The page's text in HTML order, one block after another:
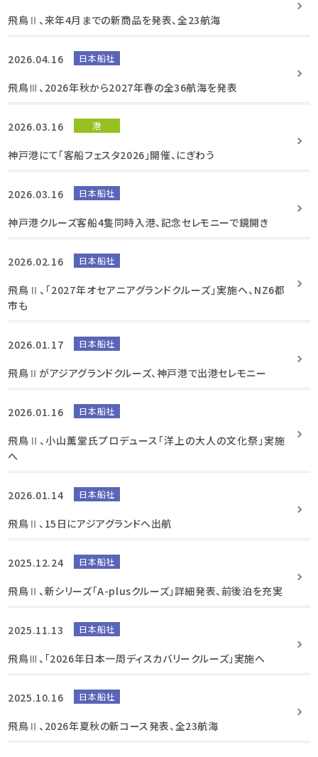
飛鳥Ⅱ、来年4月までの新商品を発表、全23航海
2026.04.16 日本船社
飛鳥Ⅲ、2026年秋から2027年春の全36航海を発表
2026.03.16 港
神戸港にて「客船フェスタ2026」開催、にぎわう
2026.03.16 日本船社
神戸港クルーズ客船4隻同時入港、記念セレモニーで鏡開き
2026.02.16 日本船社
飛鳥Ⅱ、「2027年オセアニアグランドクルーズ」実施へ、NZ6都
市も
2026.01.17 日本船社
飛鳥Ⅱがアジアグランドクルーズ、神戸港で出港セレモニー
2026.01.16 日本船社
飛鳥Ⅱ、小山薫堂氏プロデュース「洋上の大人の文化祭」実施
へ
2026.01.14 日本船社
飛鳥Ⅱ、15日にアジアグランドへ出航
2025.12.24 日本船社
飛鳥Ⅱ、新シリーズ「A-plusクルーズ」詳細発表、前後泊を充実
2025.11.13 日本船社
飛鳥Ⅲ、「2026年日本一周ディスカバリークルーズ」実施へ
2025.10.16 日本船社
飛鳥Ⅱ、2026年夏秋の新コース発表、全23航海